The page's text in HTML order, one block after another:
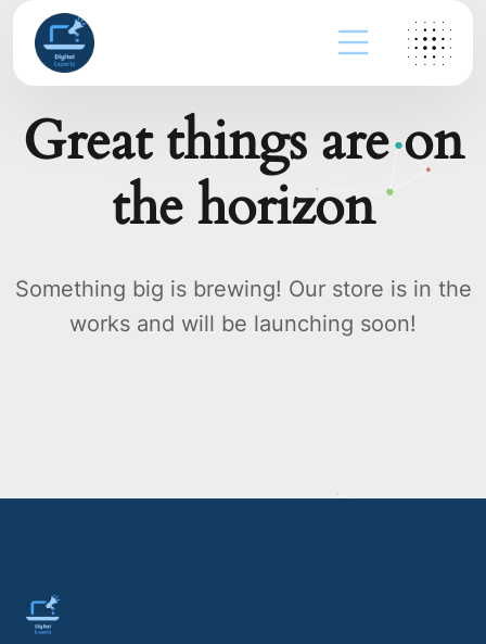
Great things are on
the horizon
Something big is brewing! Our store is in the
works and will be launching soon!